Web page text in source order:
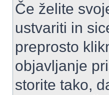
Če želite
ustvariti in
preprosto
objavljanje
storite tako,